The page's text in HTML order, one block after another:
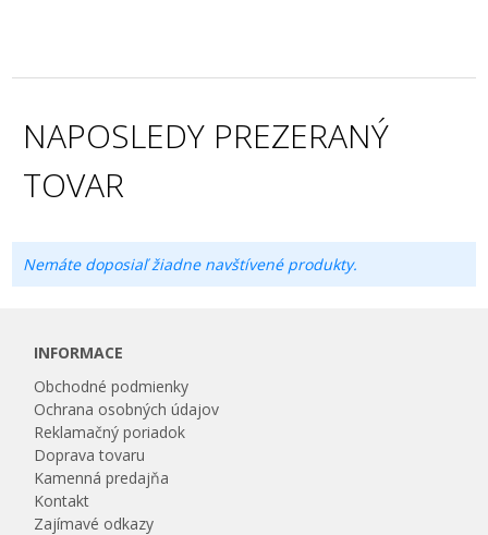
NAPOSLEDY PREZERANÝ
TOVAR
Nemáte doposiaľ žiadne navštívené produkty.
INFORMACE
Obchodné podmienky
Ochrana osobných údajov
Reklamačný poriadok
Doprava tovaru
Kamenná predajňa
Kontakt
Zajímavé odkazy